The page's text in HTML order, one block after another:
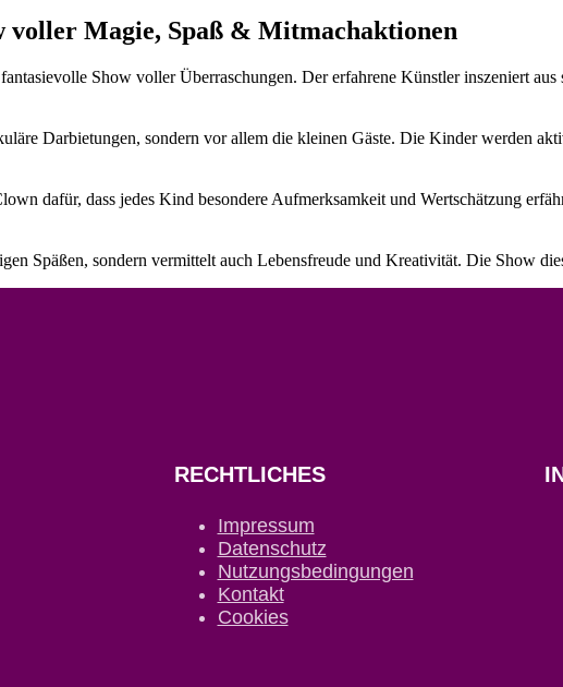
voller Magie, Spaß & Mitmachaktionen
Show voller Überraschungen. Der erfahrene Künstler inszeniert
Darbietungen, sondern vor allem die kleinen Gäste. Die Kinder werden
dafür, dass jedes Kind besondere Aufmerksamkeit und Wertschätzung
Späßen, sondern vermittelt auch Lebensfreude und Kreativität. Die Show
RECHTLICHES
Impressum
Datenschutz
Nutzungsbedingungen
Kontakt
Cookies